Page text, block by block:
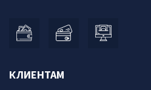
КЛИЕНТАМ